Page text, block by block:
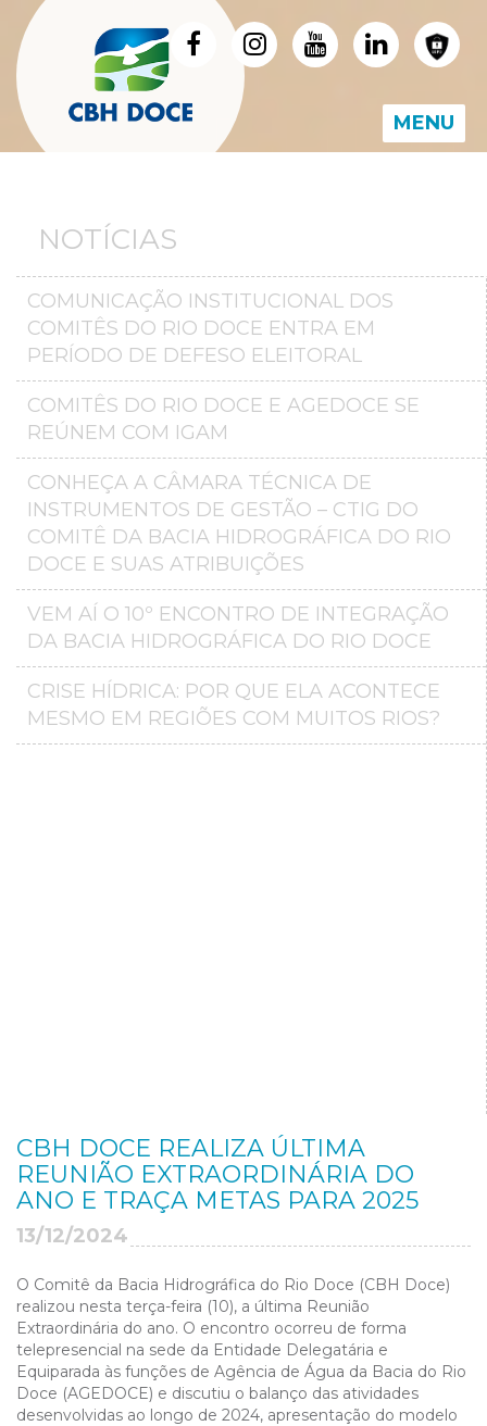
MENU
NOTÍCIAS
COMUNICAÇÃO INSTITUCIONAL DOS
COMITÊS DO RIO DOCE ENTRA EM
PERÍODO DE DEFESO ELEITORAL
COMITÊS DO RIO DOCE E AGEDOCE SE
REÚNEM COM IGAM
CONHEÇA A CÂMARA TÉCNICA DE
INSTRUMENTOS DE GESTÃO – CTIG DO
COMITÊ DA BACIA HIDROGRÁFICA DO RIO
DOCE E SUAS ATRIBUIÇÕES
VEM AÍ O 10º ENCONTRO DE INTEGRAÇÃO
DA BACIA HIDROGRÁFICA DO RIO DOCE
CRISE HÍDRICA: POR QUE ELA ACONTECE
MESMO EM REGIÕES COM MUITOS RIOS?
CBH DOCE REALIZA ÚLTIMA
REUNIÃO EXTRAORDINÁRIA DO
ANO E TRAÇA METAS PARA 2025
13/12/2024
O Comitê da Bacia Hidrográfica do Rio Doce (CBH Doce)
realizou nesta terça-feira (10), a última Reunião
Extraordinária do ano. O encontro ocorreu de forma
telepresencial na sede da Entidade Delegatária e
Equiparada às funções de Agência de Água da Bacia do Rio
Doce (AGEDOCE) e discutiu o balanço das atividades
desenvolvidas ao longo de 2024, apresentação do modelo